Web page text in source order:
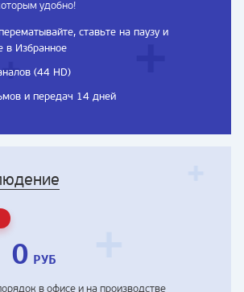
удобно!
ставьте на паузу и
в Избранное
(44 HD)
и передач 14 дней
0 РУБ
в офисе и на производстве